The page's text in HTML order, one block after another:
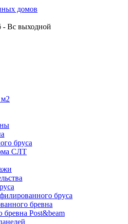
домов
- Вс выходной
бруса
СЛТ
бруса
бревна
бревна Post&beam